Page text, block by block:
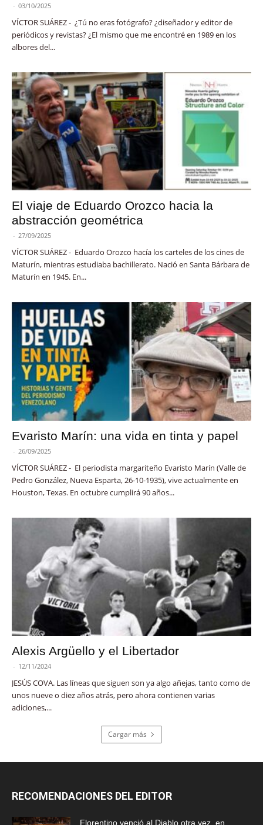
- 03/10/2025
VÍCTOR SUÁREZ - ¿Tú no eras fotógrafo? ¿diseñador y editor de
periódicos y revistas? ¿El mismo que me encontré en 1989 en los
albores del...
El viaje de Eduardo Orozco hacia la
abstracción geométrica
- 27/09/2025
VÍCTOR SUÁREZ - Eduardo Orozco hacía los carteles de los cines de
Maturín, mientras estudiaba bachillerato. Nació en Santa Bárbara de
Maturín en 1945. En...
Evaristo Marín: una vida en tinta y papel
- 26/09/2025
VÍCTOR SUÁREZ - El periodista margariteño Evaristo Marín (Valle de
Pedro González, Nueva Esparta, 26-10-1935), vive actualmente en
Houston, Texas. En octubre cumplirá 90 años...
Alexis Argüello y el Libertador
- 12/11/2024
JESÚS COVA. Las líneas que siguen son ya algo añejas, tanto como de
unos nueve o diez años atrás, pero ahora contienen varias
adiciones,...
Cargar más
RECOMENDACIONES DEL EDITOR
Florentino venció al Diablo otra vez, en